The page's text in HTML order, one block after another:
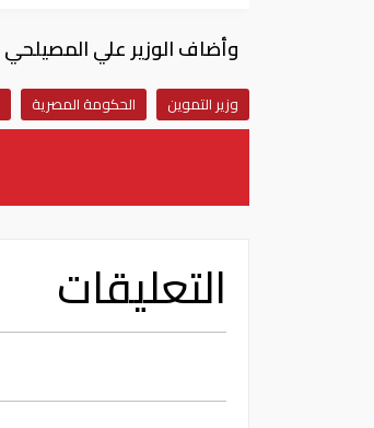
وأضاف الوزير علي المصيلحي
وزير التموين الحكومة المصرية
التعليقات